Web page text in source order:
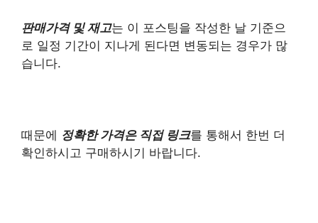
판매가격 및 재고는 이 포스팅을 작성한 날 기준으
로 일정 기간이 지나게 된다면 변동되는 경우가 많
습니다.
때문에 정확한 가격은 직접 링크를 통해서 한번 더
확인하시고 구매하시기 바랍니다.